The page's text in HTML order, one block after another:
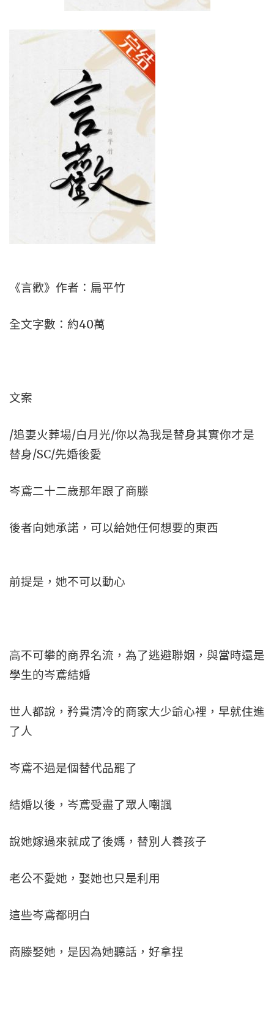
《言歡》作者：扁平竹
全文字數：約40萬
文案
/追妻火葬場/白月光/你以為我是替身其實你才是
替身/SC/先婚後愛
岑鳶二十二歲那年跟了商滕
後者向她承諾，可以給她任何想要的東西
前提是，她不可以動心
高不可攀的商界名流，為了逃避聯姻，與當時還是
學生的岑鳶結婚
世人都說，矜貴清冷的商家大少爺心裡，早就住進
了人
岑鳶不過是個替代品罷了
結婚以後，岑鳶受盡了眾人嘲諷
說她嫁過來就成了後媽，替別人養孩子
老公不愛她，娶她也只是利用
這些岑鳶都明白
商滕娶她，是因為她聽話，好拿捏